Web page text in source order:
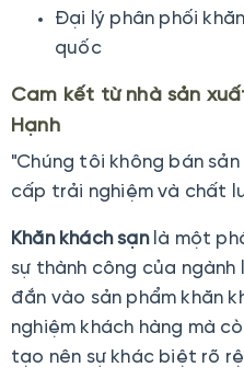
Đại lý phân phối
quốc
Cam kết từ nhà sản
Hạnh
"Chúng tôi không bán
cấp trải nghiệm và chất
Khăn khách sạnlà một
sự thành công của
đắn vào sản phẩm khăn
nghiệm khách hàng mà
tạo nên sự khác biệt rõ